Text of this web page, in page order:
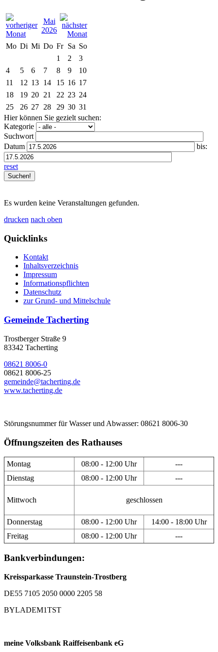
Mai
2026
Mo Di Mi Do Fr Sa So
1
2
3
4
5 6 7 8 9
10
11
12 13 14 15 16 17
18
19 20 21 22 23 24
25
26 27 28 29 30 31
Hier können Sie gezielt suchen:
Kategorie
Suchwort
Datum
bis:
reset
Es wurden keine Veranstaltungen gefunden.
drucken nach oben
Quicklinks
Kontakt
Inhaltsverzeichnis
Impressum
Informationspflichten
Datenschutz
zur Grund- und Mittelschule
Gemeinde Tacherting
Trostberger Straße 9
83342 Tacherting
08621 8006-0
08621 8006-25
gemeinde@tacherting.de
www.tacherting.de
Störungsnummer für Wasser und Abwasser: 08621 8006-30
Öffnungszeiten des Rathauses
Montag 08:00 - 12:00 Uhr
---
Dienstag
08:00 - 12:00 Uhr ---
Mittwoch geschlossen
Donnerstag 08:00 - 12:00 Uhr
14:00 - 18:00 Uhr
Freitag
08:00 - 12:00 Uhr ---
Bankverbindungen:
Kreissparkasse Traunstein-Trostberg
DE55 7105 2050 0000 2205 58
BYLADEM1TST
meine Volksbank Raiffeisenbank eG